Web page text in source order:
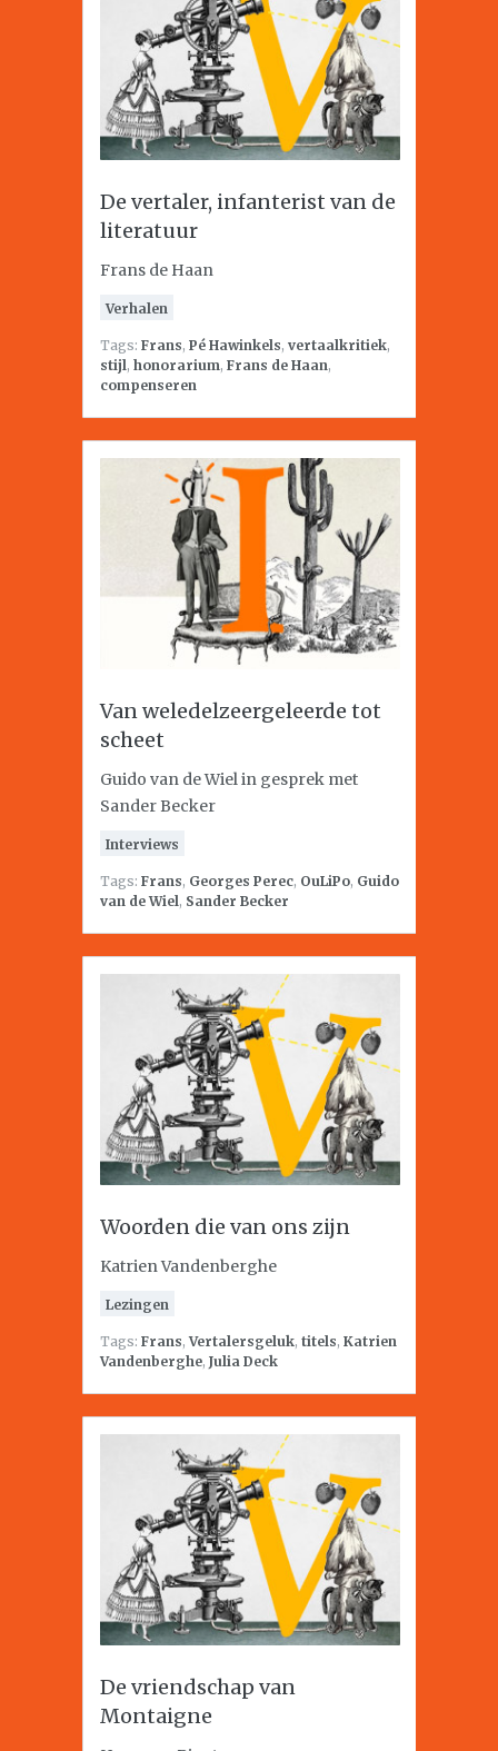
De vertaler, infanterist van de
literatuur
Frans de Haan
Verhalen
Tags: Frans, Pé Hawinkels, vertaalkritiek,
stijl, honorarium, Frans de Haan,
compenseren
Van weledelzeergeleerde tot
scheet
Guido van de Wiel in gesprek met
Sander Becker
Interviews
Tags: Frans, Georges Perec, OuLiPo, Guido
van de Wiel, Sander Becker
Woorden die van ons zijn
Katrien Vandenberghe
Lezingen
Tags: Frans,Vertalersgeluk, titels, Katrien
Vandenberghe, Julia Deck
De vriendschap van
Montaigne